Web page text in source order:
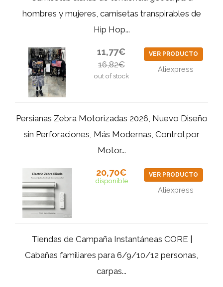
hombres y mujeres, camisetas transpirables de
Hip Hop...
11,77€
16,82€
out of stock
VER PRODUCTO
Aliexpress
Persianas Zebra Motorizadas 2026, Nuevo Diseño
sin Perforaciones, Más Modernas, Control por
Motor...
20,70€
disponible
VER PRODUCTO
Aliexpress
Tiendas de Campaña Instantáneas CORE |
Cabañas familiares para 6/9/10/12 personas,
carpas...